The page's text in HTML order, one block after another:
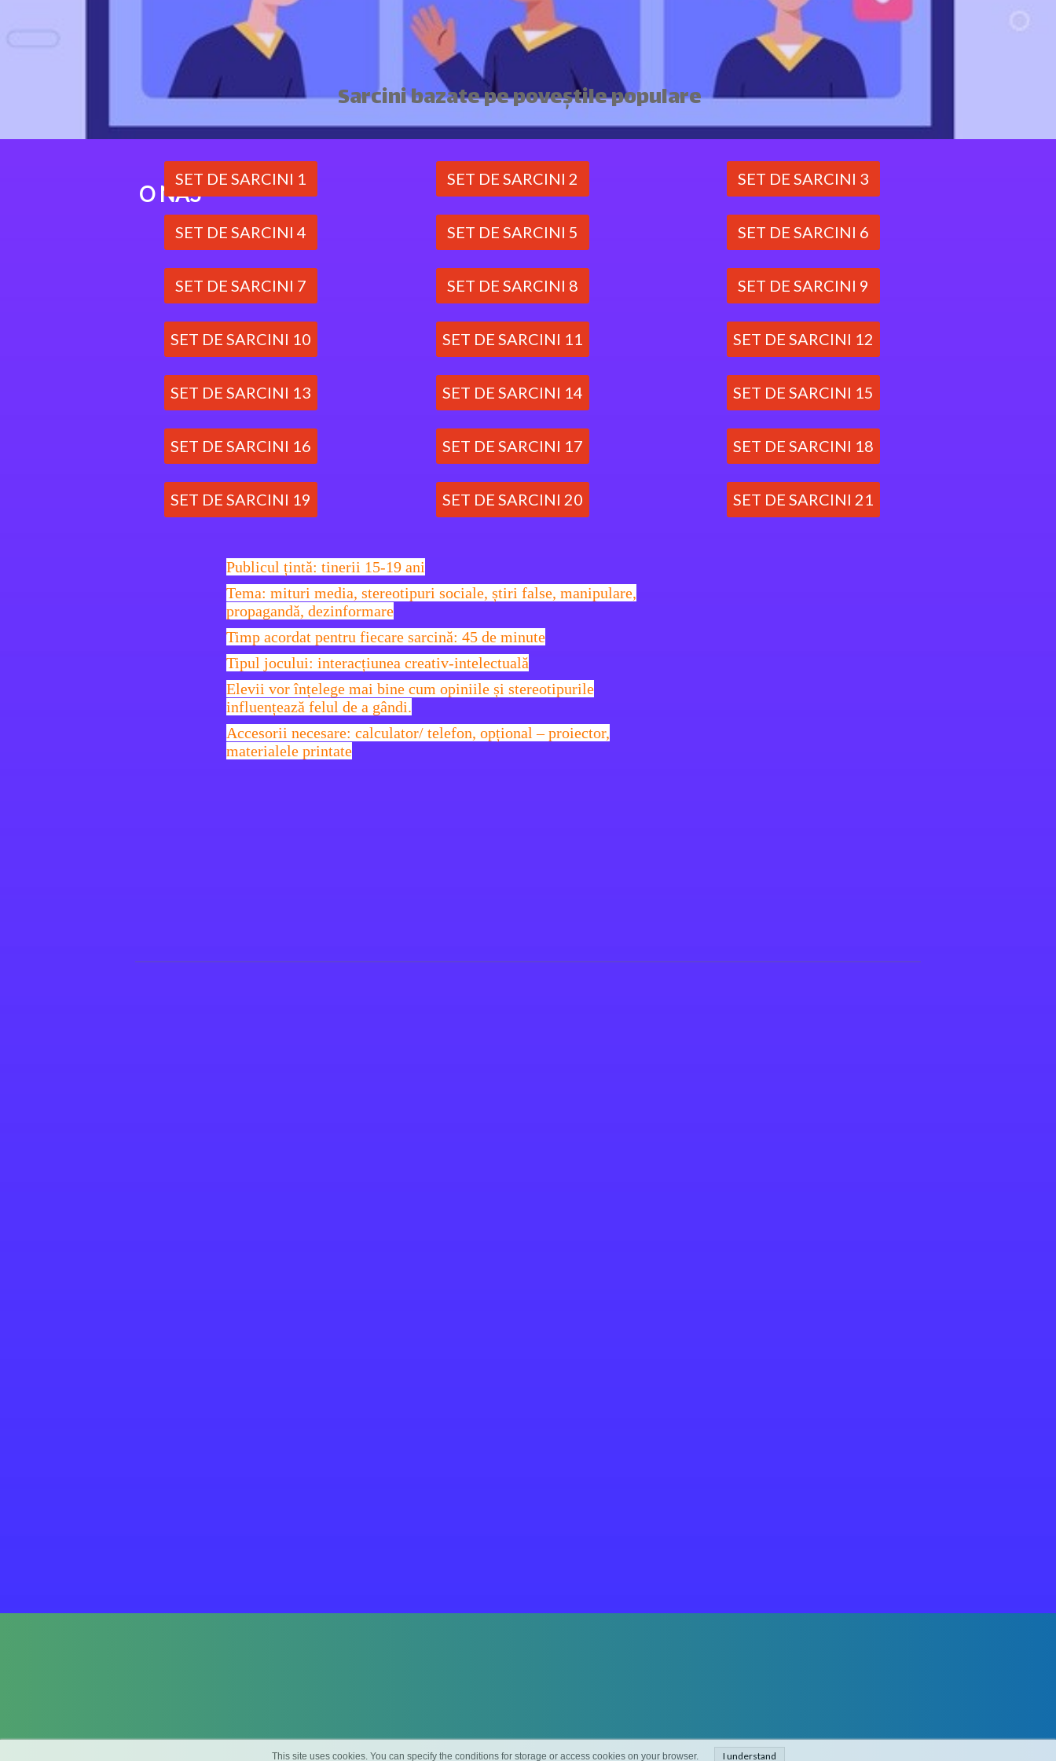
O NAS
SET DE SARCINI 1
SET DE SARCINI 5
SET DE SARCINI 17
SET DE SARCINI 14
SET DE SARCINI 11
SET DE SARCINI 8
SET DE SARCINI 21
SET DE SARCINI 18
SET DE SARCINI 15
SET DE SARCINI 12
SET DE SARCINI 9
SET DE SARCINI 6
SET DE SARCINI 3
SET DE SARCINI 2
SET DE SARCINI 20
SET DE SARCINI 4
SET DE SARCINI 7
SET DE SARCINI 10
SET DE SARCINI 13
SET DE SARCINI 16
SET DE SARCINI 19
Publicul țintă: tinerii 15-19 ani
Tema: mituri media, stereotipuri sociale, știri false, manipulare,
propagandă, dezinformare
Timp acordat pentru fiecare sarcină: 45 de minute
Tipul jocului: interacțiunea creativ-intelectuală
Elevii vor înțelege mai bine cum opiniile și stereotipurile
influențează felul de a gândi.
Accesorii necesare: calculator/ telefon, opțional – proiector,
materialele printate
Sarcini bazate pe poveștile populare
This site uses cookies. You can specify the conditions for storage or access cookies on your browser. I understand